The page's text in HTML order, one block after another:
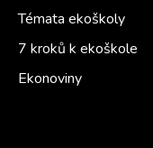
Témata ekoškoly
7 kroků k ekoškole
Ekonoviny